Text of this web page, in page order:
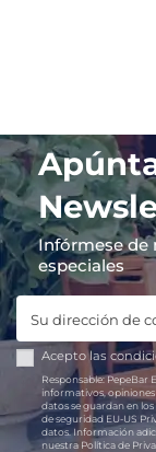
Infórmese de
especiales
Acepto las
Responsable:PepeBar
informativos, opiniones
datos se guardan en
de seguridad EU-US
datos.Información
nuestra Política de